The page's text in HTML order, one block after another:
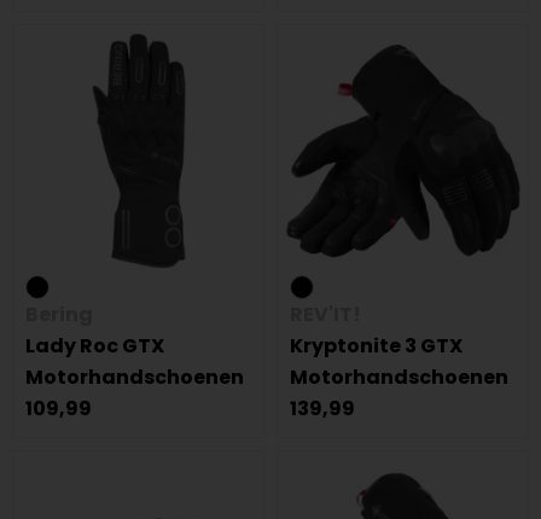
Lady Roc GTX
Motorhandschoenen
109,99
Kryptonite 3 GTX
Motorhandschoenen
139,99